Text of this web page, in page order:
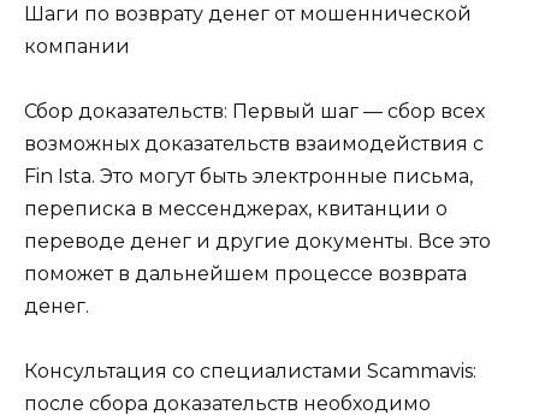
Шаги по возврату денег от мошеннической
компании
Сбор доказательств: Первый шаг — сбор всех
возможных доказательств взаимодействия с
Fin Ista. Это могут быть электронные письма,
переписка в мессенджерах, квитанции о
переводе денег и другие документы. Все это
поможет в дальнейшем процессе возврата
денег.
Консультация со специалистами Scammavis:
после сбора доказательств необходимо